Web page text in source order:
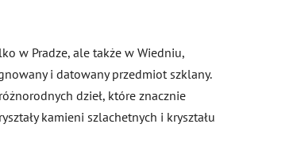
w Pradze, ale także w Wiedniu,
i datowany przedmiot szklany.
dzieł, które znacznie
kamieni szlachetnych i kryształu